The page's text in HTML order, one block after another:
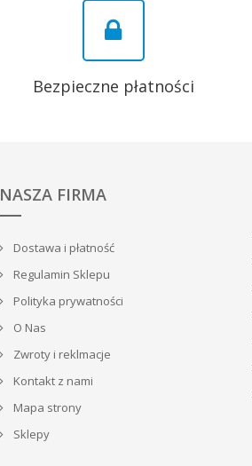
Bezpieczne płatności
NASZA FIRMA
Dostawa i płatność
Regulamin Sklepu
Polityka prywatności
O Nas
Zwroty i reklmacje
Kontakt z nami
Mapa strony
Sklepy